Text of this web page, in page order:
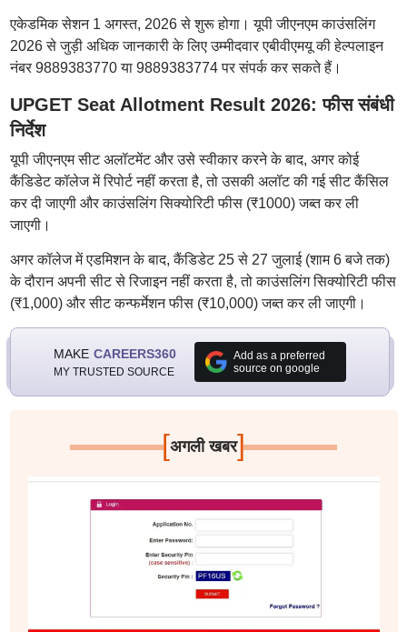
एकेडमिक सेशन 1 अगस्त, 2026 से शुरू होगा। यूपी जीएनएम काउंसलिंग
2026 से जुड़ी अधिक जानकारी के लिए उम्मीदवार एबीवीएमयू की हेल्पलाइन
नंबर 9889383770 या 9889383774 पर संपर्क कर सकते हैं।
UPGET Seat Allotment Result 2026: फीस संबंधी
निर्देश
यूपी जीएनएम सीट अलॉटमेंट और उसे स्वीकार करने के बाद, अगर कोई
कैंडिडेट कॉलेज में रिपोर्ट नहीं करता है, तो उसकी अलॉट की गई सीट कैंसिल
कर दी जाएगी और काउंसलिंग सिक्योरिटी फीस (₹1000) जब्त कर ली
जाएगी।
अगर कॉलेज में एडमिशन के बाद, कैंडिडेट 25 से 27 जुलाई (शाम 6 बजे तक)
के दौरान अपनी सीट से रिजाइन नहीं करता है, तो काउंसलिंग सिक्योरिटी फीस
(₹1,000) और सीट कन्फर्मेशन फीस (₹10,000) जब्त कर ली जाएगी।
MAKE CAREERS360
MY TRUSTED SOURCE
Add as a preferred
source on google
[अगली खबर]